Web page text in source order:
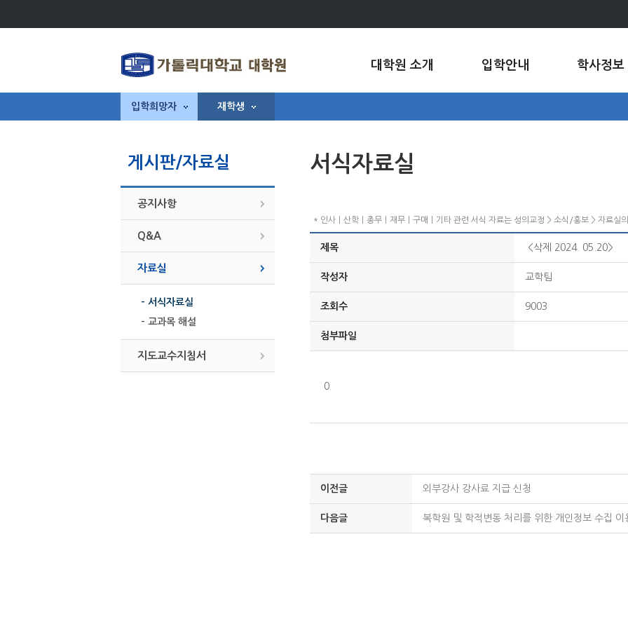
대학원 소개 입학안내 학사정보
입학희망자 재학생
게시판/자료실
공지사항
Q&A
자료실
- 서식자료실
- 교과목 해설
지도교수지침서
서식자료실
* 인사ㅣ산학ㅣ총무ㅣ재무ㅣ구매ㅣ기타 관련 서식 자료는 성의교정 > 소식/홍보 > 자료실
제목 <삭제 2024. 05.20>
작성자 교학팀
조회수 9003
첨부파일
0
이전글 외부강사 강사료 지급 신청
다음글 복학원 및 학적변동 처리를 위한 개인정보 수집 이